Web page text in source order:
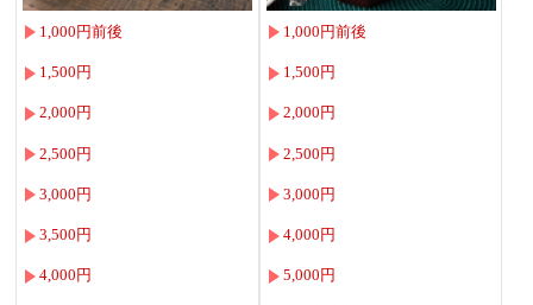
1,000円前後
1,500円
2,000円
2,500円
3,000円
3,500円
4,000円
1,000円前後
1,500円
2,000円
2,500円
3,000円
4,000円
5,000円